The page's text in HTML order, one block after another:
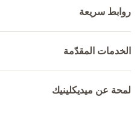
روابط سريعة
الخدمات المقدّمة
لمحة عن ميديكلينيك